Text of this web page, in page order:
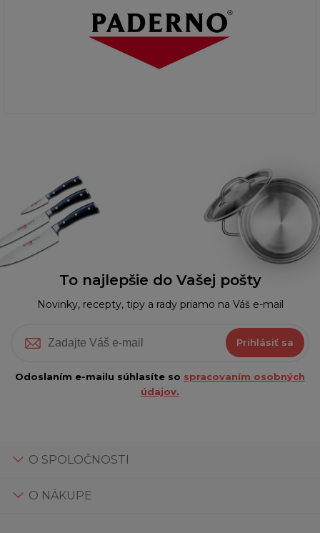
To najlepšie do Vašej pošty
Novinky, recepty, tipy a rady priamo na Váš e-mail
Prihlásiť sa
Odoslaním e-mailu súhlasíte so spracovaním osobných
údajov.
O SPOLOČNOSTI
O NÁKUPE